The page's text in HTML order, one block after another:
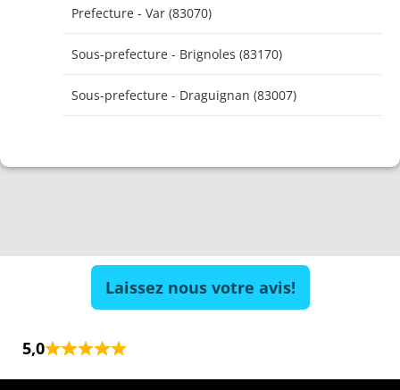
Prefecture - Var (83070)
Sous-prefecture - Brignoles (83170)
Sous-prefecture - Draguignan (83007)
Laissez nous votre avis!
5,0